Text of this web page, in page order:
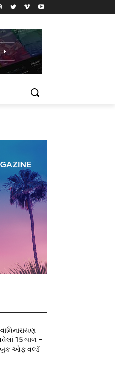
15 બાળ –
ઓફ વર્લ્ડ